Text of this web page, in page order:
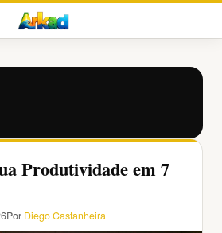
Produtividade em 7
Por Diego Castanheira